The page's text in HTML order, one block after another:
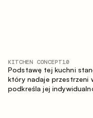
KITCHEN CONCEPT10
Podstawę tej kuchni
który nadaje przestrzeni
podkreśla jej